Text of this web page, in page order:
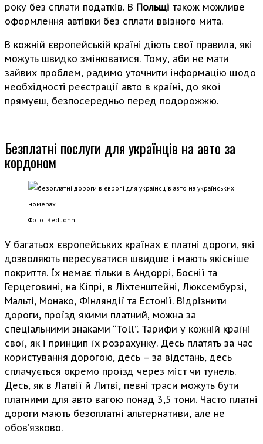
року без сплати податків. В Польщі також можливе
оформлення автівки без сплати ввізного мита.
В кожній європейській країні діють свої правила, які
можуть швидко змінюватися. Тому, аби не мати
зайвих проблем, радимо уточнити інформацію щодо
необхідності реєстрації авто в країні, до якої
прямуєш, безпосередньо перед подорожжю.
Безплатні послуги для українців на авто за
кордоном
Фото: Red John
У багатьох європейських країнах є платні дороги, які
дозволяють пересуватися швидше і мають якісніше
покриття. Їх немає тільки в Андоррі, Боснії та
Герцеговині, на Кіпрі, в Ліхтенштейні, Люксембурзі,
Мальті, Монако, Фінляндії та Естонії. Відрізнити
дороги, проїзд якими платний, можна за
спеціальними знаками “Toll”. Тарифи у кожній країні
свої, як і принцип їх розрахунку. Десь платять за час
користування дорогою, десь – за відстань, десь
сплачується окремо проїзд через міст чи тунель.
Десь, як в Латвії й Литві, певні траси можуть бути
платними для авто вагою понад 3,5 тони. Часто платні
дороги мають безоплатні альтернативи, але не
обов’язково.